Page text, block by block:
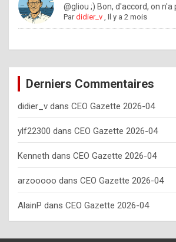
w
o
e
y
o
u
s
h
o
@gliou ;) Bon, d'accord, on n'a
Pardidier_v ,Il y a 2 mois
Derniers Commentaires
didier_v dans CEO Gazette 2026-04
ylf22300 dans CEO Gazette 2026-04
Kenneth dans CEO Gazette 2026-04
arzooooo dans CEO Gazette 2026-04
AlainP dans CEO Gazette 2026-04